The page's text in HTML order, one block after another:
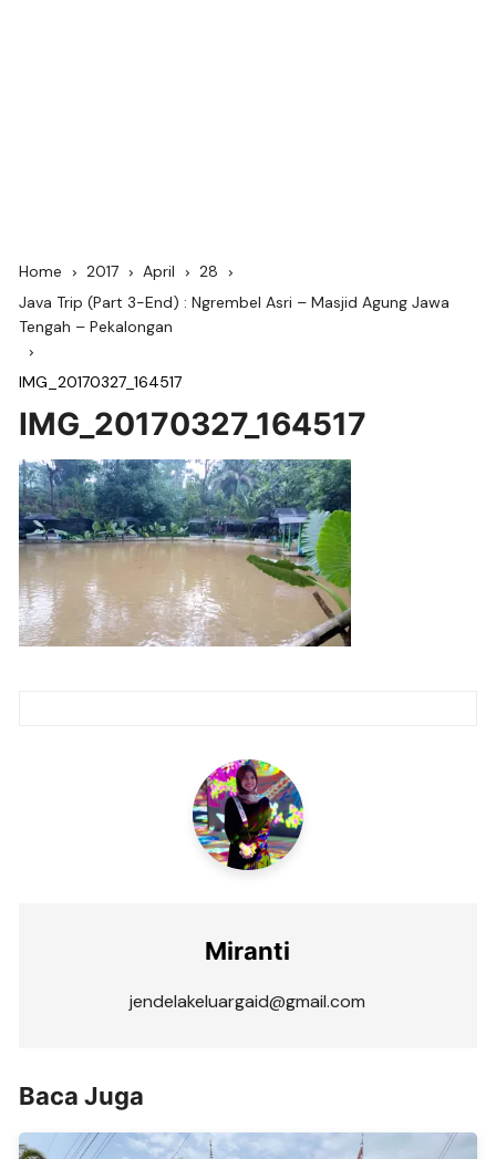
Home 2017 April
28
Java Trip (Part 3-End) : Ngrembel Asri – Masjid Agung Jawa
Tengah – Pekalongan
IMG_20170327_164517
IMG_20170327_164517
navigation
Miranti
jendelakeluargaid@gmail.com
Baca Juga